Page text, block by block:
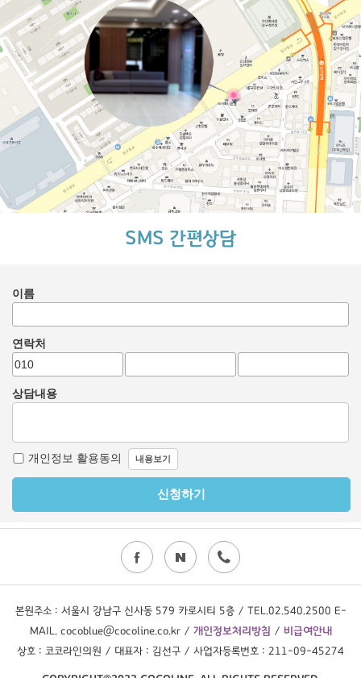
SMS 간편상담
본원주소 : 서울시 강남구 신사동 579 카로시티 5층 / TEL.02.540.2500 E-
MAIL. cocoblue@cocoline.co.kr / 개인정보처리방침 / 비급여안내
상호 : 코코라인의원 / 대표자 : 김선구 / 사업자등록번호 : 211-09-45274